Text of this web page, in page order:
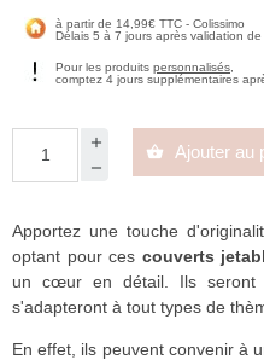
à partir de 14,99€ TTC - Colissimo
Délais 5 à 7 jours après validation de
Pour les produits personnalisés
comptez 4 jours supplémentaires
 Ajouter au
Apportez une touche
optant pour ces couverts
un cœur en détail. Ils seront
s'adapteront à tout types de
En effet, ils peuvent convenir à